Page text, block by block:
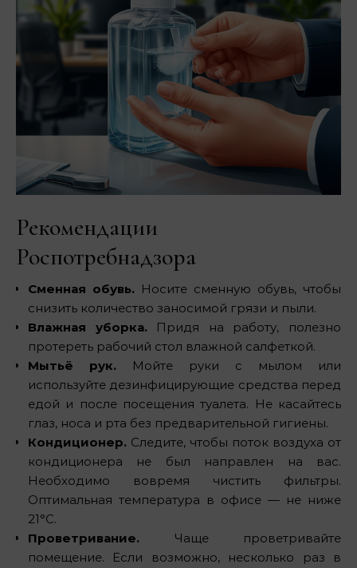
Рекомендации
Роспотребнадзора
Сменная обувь. Носите сменную обувь, чтобы
снизить количество заносимой грязи и пыли.
Влажная уборка.Придя на работу, полезно
протереть рабочий стол влажной салфеткой.
Мытьё рук. Мойте руки с мылом или
используйте дезинфицирующие средства перед
едой и после посещения туалета. Не касайтесь
глаз, носа и рта без предварительной гигиены.
Кондиционер. Следите, чтобы поток воздуха от
кондиционера не был направлен на вас.
Необходимо вовремя чистить фильтры.
Оптимальная температура в офисе — не ниже
21°C.
Проветривание. Чаще проветривайте
помещение. Если возможно, несколько раз в